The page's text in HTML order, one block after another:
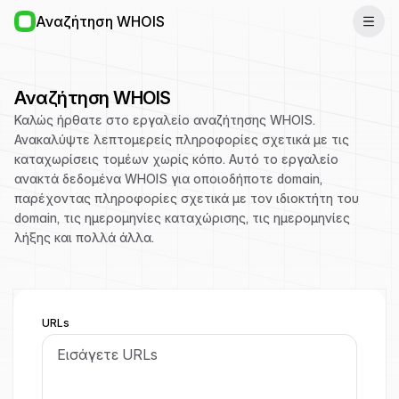
Αναζήτηση WHOIS
Αναζήτηση WHOIS
Καλώς ήρθατε στο εργαλείο αναζήτησης WHOIS.
Ανακαλύψτε λεπτομερείς πληροφορίες σχετικά με τις
καταχωρίσεις τομέων χωρίς κόπο. Αυτό το εργαλείο
ανακτά δεδομένα WHOIS για οποιοδήποτε domain,
παρέχοντας πληροφορίες σχετικά με τον ιδιοκτήτη του
domain, τις ημερομηνίες καταχώρισης, τις ημερομηνίες
λήξης και πολλά άλλα.
URLs